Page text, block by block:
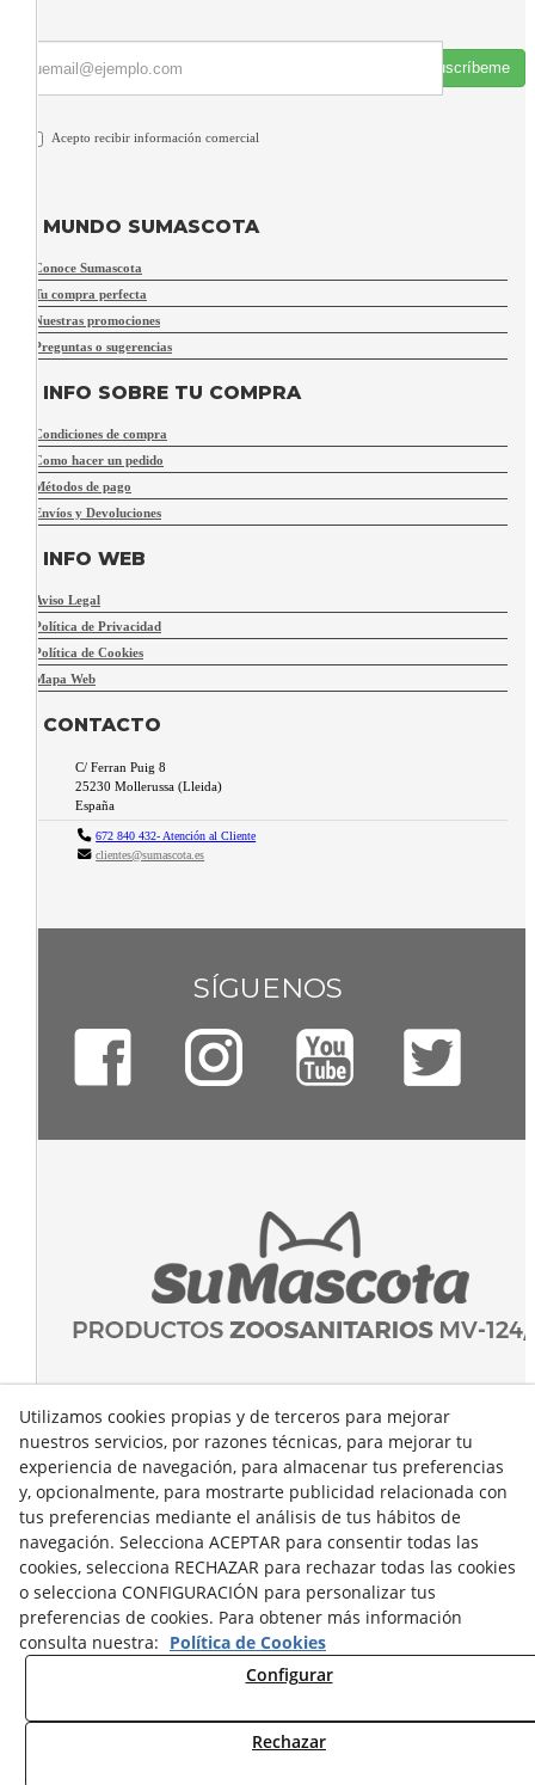
Suscríbeme
Acepto recibir información comercial
MUNDO SUMASCOTA
Conoce Sumascota
Tu compra perfecta
Nuestras promociones
Preguntas o sugerencias
INFO SOBRE TU COMPRA
Condiciones de compra
Como hacer un pedido
Métodos de pago
Envíos y Devoluciones
INFO WEB
Aviso Legal
Política de Privacidad
Política de Cookies
Mapa Web
CONTACTO
C/ Ferran Puig 8
25230 Mollerussa (Lleida)
España
672 840 432- Atención al Cliente
clientes@sumascota.es
SÍGUENOS
Utilizamos cookies propias y de terceros para mejorar
nuestros servicios, por razones técnicas, para mejorar tu
experiencia de navegación, para almacenar tus preferencias
y, opcionalmente, para mostrarte publicidad relacionada con
tus preferencias mediante el análisis de tus hábitos de
navegación. Selecciona ACEPTAR para consentir todas las
cookies, selecciona RECHAZAR para rechazar todas las cookies
o selecciona CONFIGURACIÓN para personalizar tus
preferencias de cookies. Para obtener más información
consulta nuestra: Política de Cookies
Configurar
Rechazar